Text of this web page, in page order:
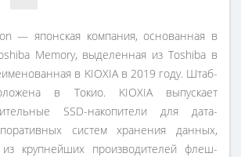
— японская компания, основанная в
Memory, выделенная из Toshiba в
в KIOXIA в 2019 году. Штаб-
в Токио. KIOXIA выпускает
SSD-накопители для дата-
систем хранения данных,
крупнейших производителей флеш-